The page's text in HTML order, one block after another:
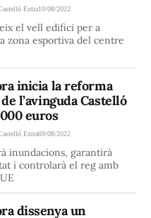
Extra10/08/2022
el vell edifici per a
zona esportiva del centre
inicia la reforma
l’avinguda Castelló
euros
Extra09/08/2022
inundacions, garantirà
i controlarà el reg amb
dissenya un